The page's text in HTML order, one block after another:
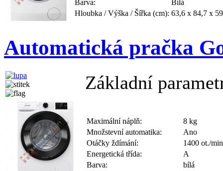
Barva:
Bílá
Hloubka / Výška / Šířka (cm): 63,6 x 84,7 x
Automatická pračka
Základní
Maximální náplň:
8 kg
Množstevní automatika:
Ano
Otáčky ždímání:
1400 ot./min
Energetická třída:
A
Barva:
bílá